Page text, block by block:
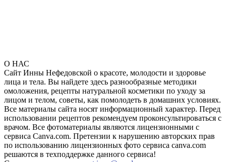
О НАС
Сайт Инны Нефедовской о красоте, молодости и здоровье
лица и тела. Вы найдете здесь разнообразные методики
омоложения, рецепты натуральной косметики по уходу за
лицом и телом, советы, как помолодеть в домашних условиях.
Все материалы сайта носят информационный характер. Перед
использовании рецептов рекомендуем проконсультироваться с
врачом. Все фотоматериалы являются лицензионными с
сервиса Canva.com. Претензии к нарушению авторских прав
по использованию лицензионных фото сервиса canva.com
решаются в техподдержке данного сервиса!